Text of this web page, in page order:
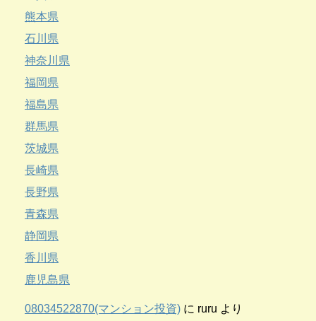
熊本県
石川県
神奈川県
福岡県
福島県
群馬県
茨城県
長崎県
長野県
青森県
静岡県
香川県
鹿児島県
08034522870(マンション投資) に ruru より